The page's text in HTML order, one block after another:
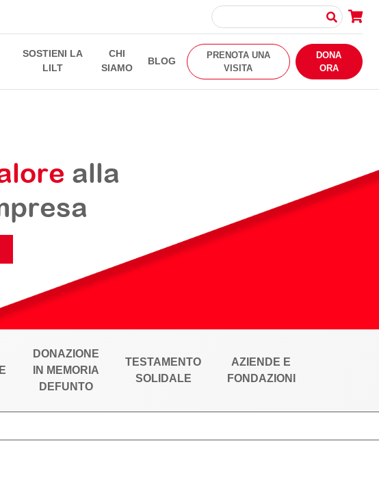
SOSTIENI LA
LILT
CHI
SIAMO
BLOG
PRENOTA UNA
VISITA
DONA
ORA
alla
DONAZIONE
IN MEMORIA
DEFUNTO
TESTAMENTO
SOLIDALE
AZIENDE E
FONDAZIONI